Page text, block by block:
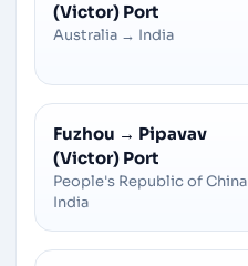
(Victor) Port
Australia → India
Fuzhou → Pipavav
(Victor) Port
People's Republic of China
India